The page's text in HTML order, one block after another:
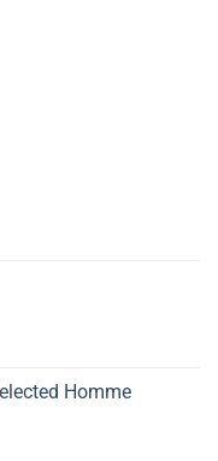
Homme